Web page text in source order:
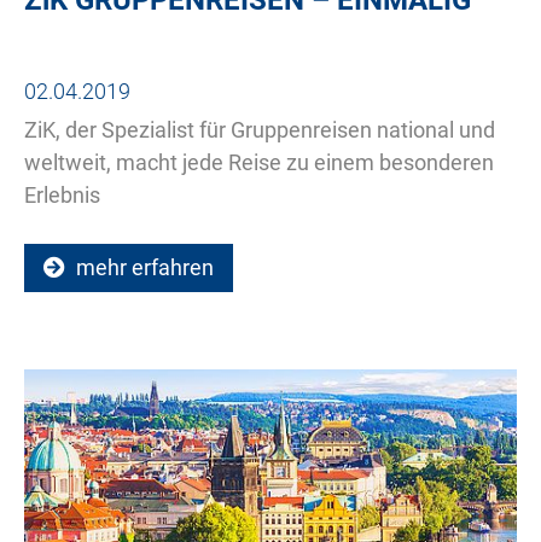
02.04.2019
ZiK, der Spezialist für Gruppenreisen national und
weltweit, macht jede Reise zu einem besonderen
Erlebnis
mehr erfahren